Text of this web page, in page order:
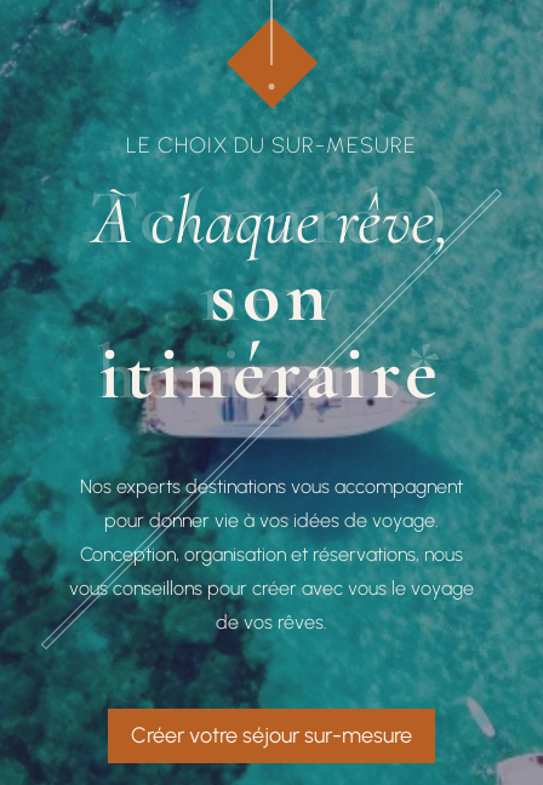
LE CHOIX DU SUR-MESURE
To(wards)
new
horizons*
À chaque rêve,
son
itinéraire
Nos experts destinations vous accompagnent
pour donner vie à vos idées de voyage.
Conception, organisation et réservations, nous
vous conseillons pour créer avec vous le voyage
de vos rêves.
Créer votre séjour sur-mesure